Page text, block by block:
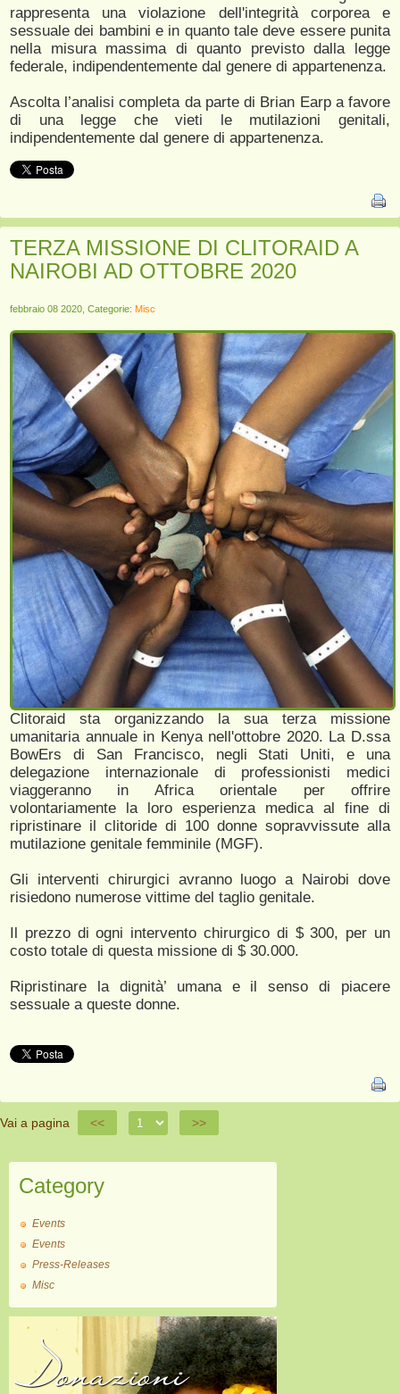
rappresenta una violazione dell'integrità corporea e
sessuale dei bambini e in quanto tale deve essere punita
nella misura massima di quanto previsto dalla legge
federale, indipendentemente dal genere di appartenenza.
Ascolta l’analisi completa da parte di Brian Earp a favore
di una legge che vieti le mutilazioni genitali,
indipendentemente dal genere di appartenenza.
TERZA MISSIONE DI CLITORAID A
NAIROBI AD OTTOBRE 2020
febbraio 08 2020, Categorie: Misc
Clitoraid sta organizzando la sua terza missione
umanitaria annuale in Kenya nell'ottobre 2020. La D.ssa
BowErs di San Francisco, negli Stati Uniti, e una
delegazione internazionale di professionisti medici
viaggeranno in Africa orientale per offrire
volontariamente la loro esperienza medica al fine di
ripristinare il clitoride di 100 donne sopravvissute alla
mutilazione genitale femminile (MGF).
Gli interventi chirurgici avranno luogo a Nairobi dove
risiedono numerose vittime del taglio genitale.
Il prezzo di ogni intervento chirurgico di $ 300, per un
costo totale di questa missione di $ 30.000.
Ripristinare la dignità’ umana e il senso di piacere
sessuale a queste donne.
Vai a pagina << >>
Category
Events
Events
Press-Releases
Misc
Donazioni